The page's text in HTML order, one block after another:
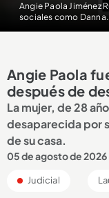
Angie Paola Jiménez
sociales como Danna.
Angie Paola
después de
La mujer, de 28
desaparecida por
de su casa.
05 de agosto de 2026
Judicial